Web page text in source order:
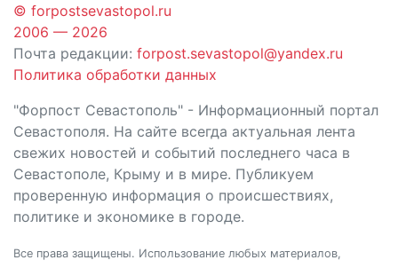
© forpostsevastopol.ru
2006 — 2026
Почта редакции: forpost.sevastopol@yandex.ru
Политика обработки данных
"Форпост Севастополь" - Информационный портал
Севастополя. На сайте всегда актуальная лента
свежих новостей и событий последнего часа в
Севастополе, Крыму и в мире. Публикуем
проверенную информация о происшествиях,
политике и экономике в городе.
Все права защищены. Использование любых материалов,